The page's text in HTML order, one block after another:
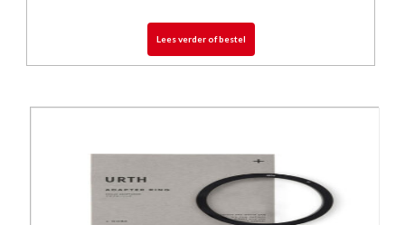
Lees verder of bestel